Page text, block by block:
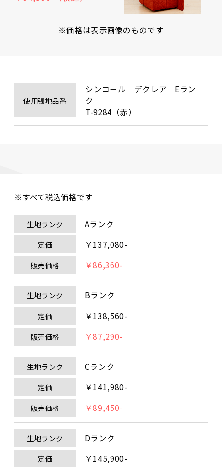
※価格は表示画像のものです
使用張地品番
シンコール　デクレア　Eラン
ク
T-9284（赤）
※すべて税込価格です
生地ランク Aランク
定価 ￥137,080-
販売価格 ￥86,360-
生地ランク Bランク
定価 ￥138,560-
販売価格 ￥87,290-
生地ランク Cランク
定価 ￥141,980-
販売価格 ￥89,450-
生地ランク Dランク
定価 ￥145,900-